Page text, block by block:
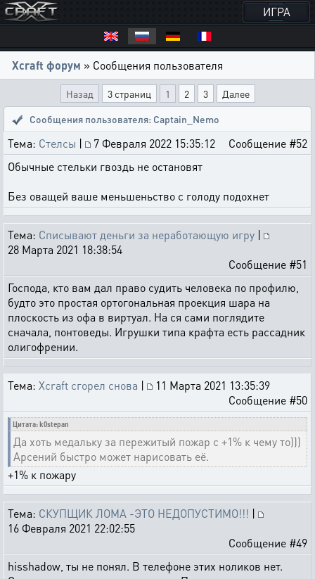
ИГРА
Xcraft форум » Сообщения пользователя
Назад 3 страниц 1 2 3
Далее
Сообщения пользователя: Captain_Nemo
Тема: Стелсы | 7 Февраля 2022 15:35:12
Сообщение #52
Обычные стельки гвоздь не остановят
Без оващей ваше меньшеньство с голоду подохнет
Тема: Списывают деньги за неработающую игру |
28 Марта 2021 18:38:54
Сообщение #51
Господа, кто вам дал право судить человека по профилю,
будто это простая ортогональная проекция шара на
плоскость из офа в виртуал. На ся сами поглядите
сначала, понтоведы. Игрушки типа крафта есть рассадник
олигофрении.
Тема: Xcraft сгорел снова |
11 Марта 2021 13:35:39
Сообщение #50
Цитата: k0stepan
Да хоть медальку за пережитый пожар с +1% к чему то)))
Арсений быстро может нарисовать её.
+1% к пожару
Тема: СКУПЩИК ЛОМА -ЭТО НЕДОПУСТИМО!!! |
16 Февраля 2021 22:02:55
Сообщение #49
hisshadow, ты не понял. В телефоне этих ноликов нет.